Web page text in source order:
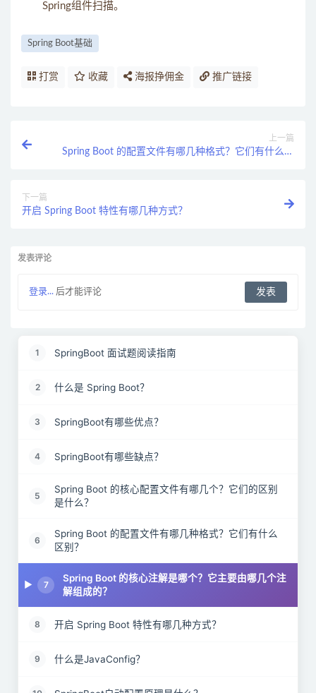
Spring组件扫描。
Spring Boot基础
打赏 收藏 海报挣佣金 推广链接
上一篇
Spring Boot 的配置文件有哪几种格式？它们有什么区
下一篇
开启 Spring Boot 特性有哪几种方式？
发表评论
登录... 后才能评论
1 SpringBoot 面试题阅读指南
2 什么是 Spring Boot？
3 SpringBoot有哪些优点？
4 SpringBoot有哪些缺点？
5
Spring Boot 的核心配置文件有哪几个？它们的区别
是什么？
6
Spring Boot 的配置文件有哪几种格式？它们有什么
区别？
7
Spring Boot 的核心注解是哪个？它主要由哪几个注
解组成的？
8 开启 Spring Boot 特性有哪几种方式？
9 什么是JavaConfig？